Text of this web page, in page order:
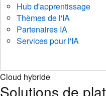
Hub d'apprentissage
Thèmes de l'IA
Partenaires IA
Services pour l'IA
Cloud hybride
Solutions de